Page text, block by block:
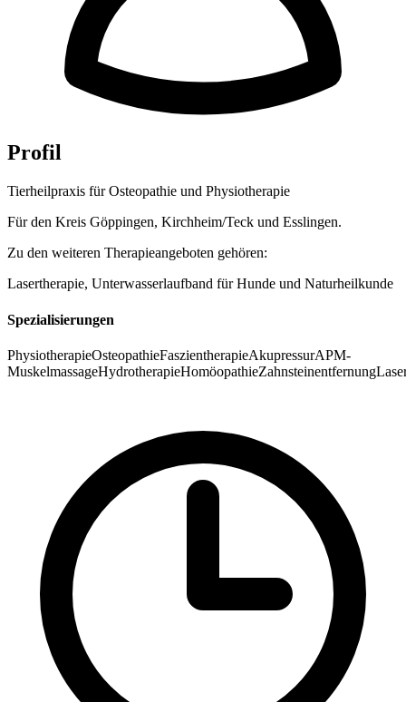
Profil
Tierheilpraxis für Osteopathie und Physiotherapie
Für den Kreis Göppingen, Kirchheim/Teck und Esslingen.
Zu den weiteren Therapieangeboten gehören:
Lasertherapie, Unterwasserlaufband für Hunde und Naturheilkunde
Spezialisierungen
PhysiotherapieOsteopathieFaszientherapieAkupressurAPM-
MuskelmassageHydrotherapieHomöopathieZahnsteinentfernung